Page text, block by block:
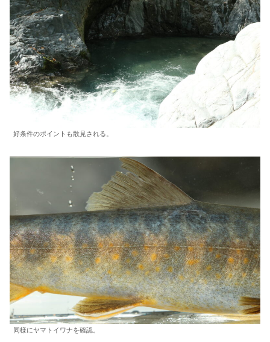
好条件のポイントも散見される。
同様にヤマトイワナを確認。